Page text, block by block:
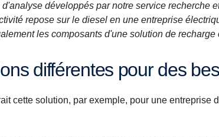
développés par notre service recherche
repose sur le diesel en une entreprise
les composants d'une solution de recharge
différentes pour des
cette solution, par exemple, pour une entreprise